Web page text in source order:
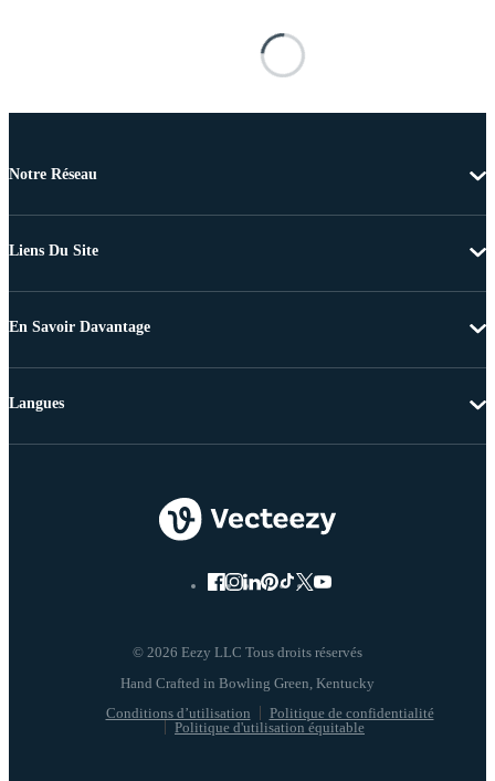
Notre Réseau
Liens Du Site
En Savoir Davantage
© 2026 Eezy LLC Tous droits réservés
Conditions d’utilisation
Politique de confidentialité
Politique d'utilisation équitable
Langues